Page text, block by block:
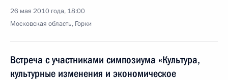
26 мая 2010 года, 18:00
Московская область, Горки
Встреча с участниками симпозиума «Культура,
культурные изменения и экономическое